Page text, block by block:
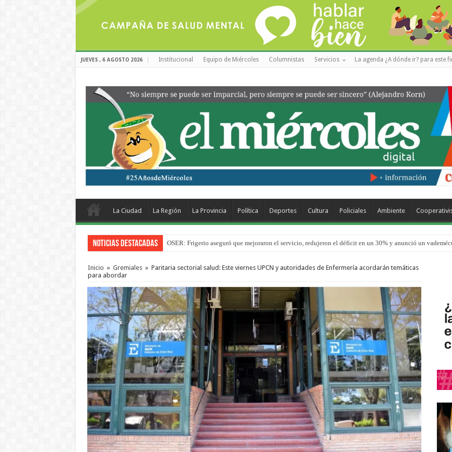
JUEVES , 6 AGOSTO 2026 Institucional Equipo de Miércoles Columnistas Servicios La agenda ¿A dónde ir? para este
La Ciudad La Región La Provincia Política Deportes Cultura Policiales Ambiente
Noticias Destacadas OSER: Frigerio aseguró que mejoraron el servicio, redujeron el déficit en un 30% y anunció un
Inicio » Gremiales » Paritaria sectorial salud: Este viernes UPCN y autoridades de Enfermería acordarán temáticas
para abordar